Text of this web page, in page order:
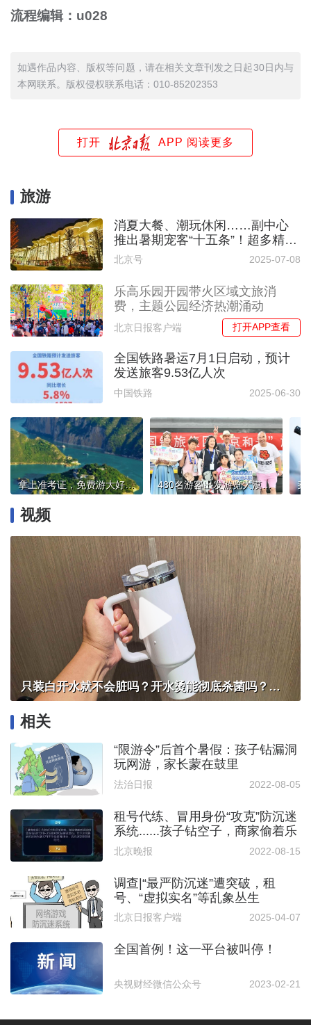
流程编辑：u028
如遇作品内容、版权等问题，请在相关文章刊发之日起30日内与
本网联系。版权侵权联系电话：010-85202353
打开 APP 阅读更多
旅游
消夏大餐、潮玩休闲……副中心
推出暑期宠客“十五条”！超多精彩
等你来~
北京号 2025-07-08
乐高乐园开园带火区域文旅消
费，主题公园经济热潮涌动
北京日报客户端 打开APP查看
全国铁路暑运7月1日启动，预计
发送旅客9.53亿人次
中国铁路 2025-06-30
拿上准考证，免费游大好河山！ 480名游客出发游览大漠奇观！“京和号”旅游专列再启程
视频
只装白开水就不会脏吗？开水烫能彻底杀菌吗？感控专家详解“吸管杯”藏菌真相｜都视频·热观察
相关
“限游令”后首个暑假：孩子钻漏洞
玩网游，家长蒙在鼓里
法治日报 2022-08-05
租号代练、冒用身份“攻克”防沉迷
系统......孩子钻空子，商家偷着乐
北京晚报 2022-08-15
调查|“最严防沉迷”遭突破，租
号、“虚拟实名”等乱象丛生
北京日报客户端 2025-04-07
全国首例！这一平台被叫停！
央视财经微信公众号 2023-02-21